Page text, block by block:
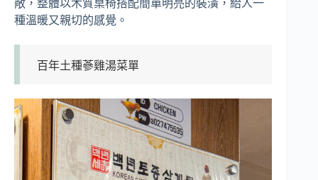
敞，整體以木質桌椅搭配簡單明亮的裝潢，給人一
種溫暖又親切的感覺。
百年土種蔘雞湯菜單